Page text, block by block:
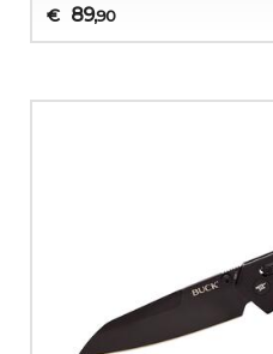
€ 89,90